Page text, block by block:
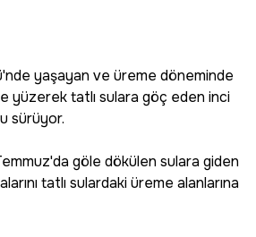
yaşayan ve üreme döneminde
yüzerek tatlı sulara göç eden inci
sürüyor.
göle dökülen sulara giden
tatlı sulardaki üreme alanlarına